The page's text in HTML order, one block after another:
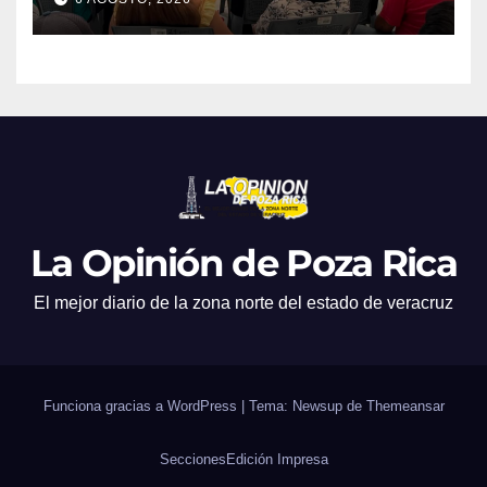
La Opinión de Poza Rica
El mejor diario de la zona norte del estado de veracruz
Funciona gracias a WordPress Tema: Newsup de Themeansar
Secciones Edición Impresa